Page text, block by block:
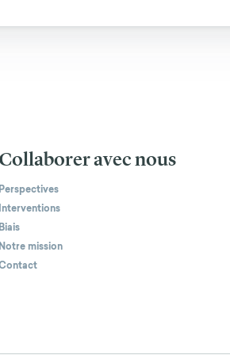
Collaborer avec nous
Perspectives
Interventions
Biais
Notre mission